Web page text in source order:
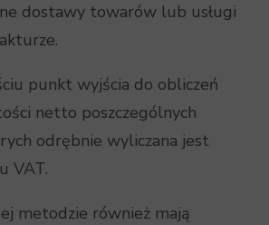
dostawy towarów lub usługi
punkt wyjścia do obliczeń
netto poszczególnych
odrębnie wyliczana jest
VAT.
metodzie również mają